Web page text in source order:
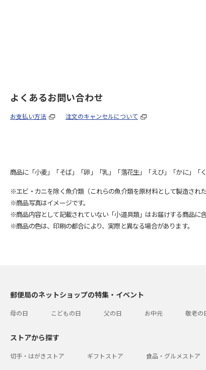
よくあるお問い合わせ
お支払い方法 注文のキャンセルについて
商品に「小麦」「そば」「卵」「乳」「落花生」「えび」「かに」「
※エビ・カニを除く魚介類（これらの魚介類を原材料として製造され
※商品写真はイメージです。
※商品内容として記載されていない「小道具類」はお届けする商品に含
※商品の色は、印刷の都合により、実際と異なる場合があります。
郵便局のネットショップの特集・イベント
母の日 こどもの日 父の日 お中元 敬老の
ストアから探す
切手・はがきストア ギフトストア 食品・グルメストア